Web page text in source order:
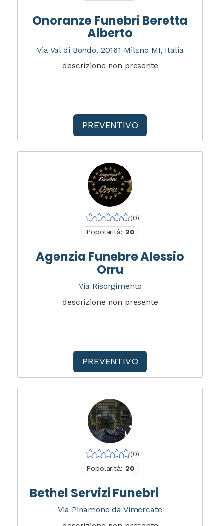
Onoranze Funebri Beretta
Alberto
Via Val di Bondo, 20161 Milano MI, Italia
descrizione non presente
PREVENTIVO
(0)
Popolarità: 20
Agenzia Funebre Alessio
Orru
Via Risorgimento
descrizione non presente
PREVENTIVO
(0)
Popolarità: 20
Bethel Servizi Funebri
Via Pinamone da Vimercate